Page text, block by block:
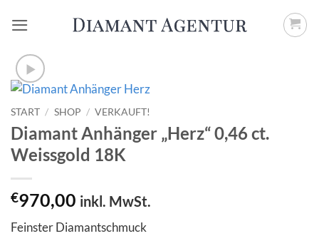
Inhalt
START / SHOP / VERKAUFT!
Diamant Anhänger „Herz“ 0,46 ct.
Weissgold 18K
€970,00 inkl. MwSt.
Feinster Diamantschmuck